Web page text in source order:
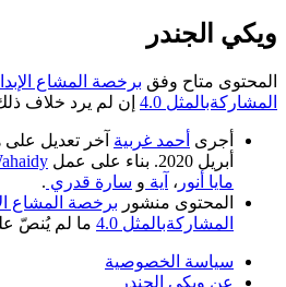
ويكي الجندر
المحتوى متاح وفق برخصة المشاع
المشاركةبالمثل 4.0
إن لم يرد خلاف
أجرى أحمد غربية
أبريل 2020. بناء على عمل
مايا أنور ، آية و سارة قدري .
المحتوى منشور برخصة المشاع
المشاركةبالمثل 4.0
ما لم يُنصّ
سياسة الخصوصية
عن ويكي الجندر